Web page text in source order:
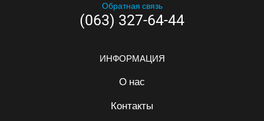
Обратная связь
(063) 327-64-44
ИНФОРМАЦИЯ
О нас
Контакты